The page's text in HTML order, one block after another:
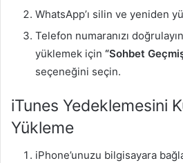
WhatsApp’ı silin ve yeniden
Telefon numaranızı
yüklemek için “Sohbet
seçeneğini seçin.
iTunes Yedeklemesini
Yükleme
iPhone’unuzu bilgisayara